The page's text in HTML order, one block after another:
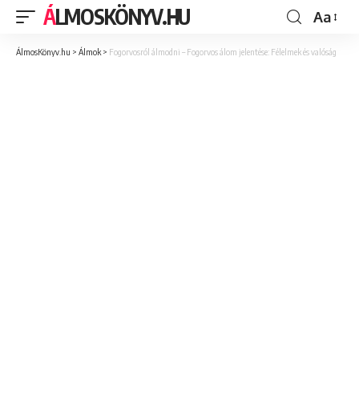
ÁLMOSKÖNYV.HU Aa
ÁlmosKönyv.hu > Álmok > Fogorvosról álmodni – Fogorvos álom jelentése: Félelmek és valóság